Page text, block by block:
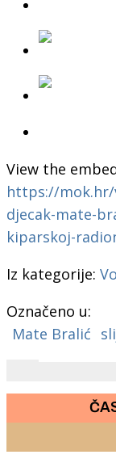
View the
https://
djecak-mate-
kiparskoj-
Iz kategorije:
Označeno u:
Mate Bralić